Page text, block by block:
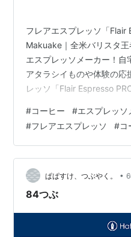
フレアエスプレッソ「Flair
Makuake｜全米バリスタ
エスプレッソメーカー！
アタラシイものや体験の
レッソ「Flair Espresso
こんな人にオススメ フレ
PRO2」 楽天マガジンで、
レアエスプレッソの「Flair
ジがありました。 改めて
#コーヒー #エスプレッソ
#フレアエスプレッソ #コ
ぱぱすけ、つぶやく。 •
84つぶ